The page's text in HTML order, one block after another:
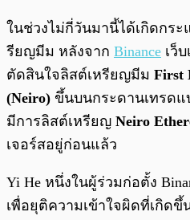
พร้อมเล่น
ในช่วงไม่กี่วันมานี้ได้เกิดกระ
รียญมีม หลังจาก Binance เว็
ตัดสินใจลิสต์เหรียญมีม First
(Neiro) ขึ้นบนกระดานเทรด
มีการลิสต์เหรียญ Neiro
เจอร์สอยู่ก่อนแล้ว
Yi He หนึ่งในผู้ร่วมก่อตั้ง
เพื่อยุติความเข้าใจผิดที่เกิด